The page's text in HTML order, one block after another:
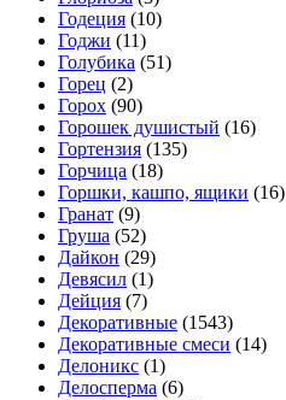
Годеция (10)
Годжи (11)
Голубика (51)
Горец (2)
Горох (90)
Горошек душистый (16)
Гортензия (135)
Горчица (18)
Горшки, кашпо, ящики (16)
Гранат (9)
Груша (52)
Дайкон (29)
Девясил (1)
Дейция (7)
Декоративные (1543)
Декоративные смеси (14)
Делоникс (1)
Делосперма (6)